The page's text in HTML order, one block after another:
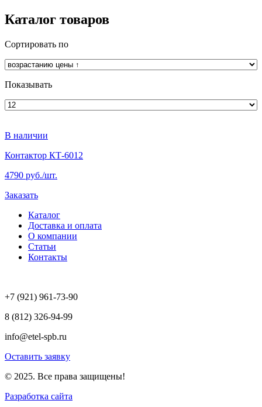
Каталог товаров
Сортировать по
Показывать
В наличии
Контактор КТ-6012
4790 руб./шт.
Заказать
Каталог
Доставка и оплата
О компании
Статьи
Контакты
+7 (921) 961-73-90
8 (812) 326-94-99
info@etel-spb.ru
Оставить заявку
© 2025. Все права защищены!
Разработка сайта